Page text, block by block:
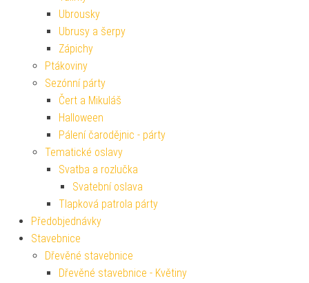
Ubrousky
Ubrusy a šerpy
Zápichy
Ptákoviny
Sezónní párty
Čert a Mikuláš
Halloween
Pálení čarodějnic - párty
Tematické oslavy
Svatba a rozlučka
Svatební oslava
Tlapková patrola párty
Předobjednávky
Stavebnice
Dřevěné stavebnice
Dřevěné stavebnice - Květiny